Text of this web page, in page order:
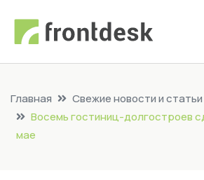
Главная
Свежие новости и статьи
Восемь гостиниц-долгостроев
мае